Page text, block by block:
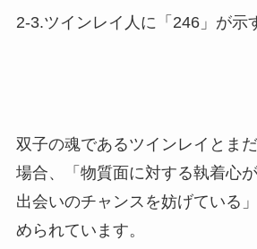
2-3.ツインレイ人に「246」が示
双子の魂であるツインレイとま
場合、「物質面に対する執着心
出会いのチャンスを妨げている
められています。